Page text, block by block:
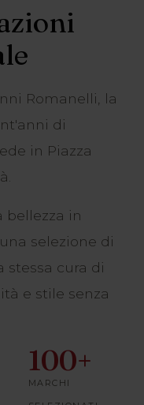
Romanelli, la
di
in Piazza
bellezza in
selezione di
stessa cura di
e stile senza
100+
MARCHI